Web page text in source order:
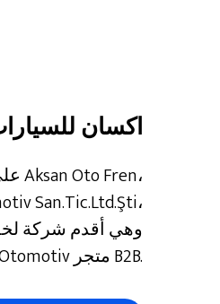
اكسان
وهي أقدم شركة
اختارت شركة A.C Aksan Otomotiv متجر B2B.